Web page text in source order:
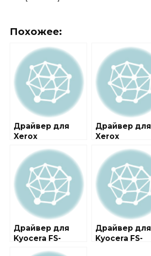
Похожее:
Драйвер для
Xerox
+ инструкция
Драйвер для
Xerox
/ 3325
Драйвер для
Kyocera FS-
Драйвер для
Kyocera FS-